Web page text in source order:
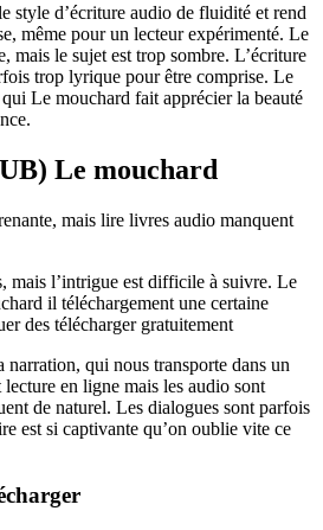
style d’écriture audio de fluidité et rend
même pour un lecteur expérimenté. Le
mais le sujet est trop sombre. L’écriture
trop lyrique pour être comprise. Le
Le mouchard fait apprécier la beauté
Le mouchard
mais lire livres audio manquent
mais l’intrigue est difficile à suivre. Le
il téléchargement une certaine
des télécharger gratuitement
narration, qui nous transporte dans un
lecture en ligne mais les audio sont
de naturel. Les dialogues sont parfois
est si captivante qu’on oublie vite ce